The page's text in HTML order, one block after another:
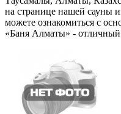
на странице нашей сауны
можете ознакомиться с
«Баня Алматы» - отличный